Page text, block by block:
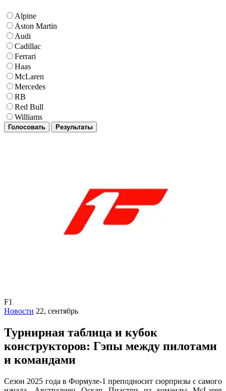
Alpine
Aston Martin
Audi
Cadillac
Ferrari
Haas
McLaren
Mercedes
RB
Red Bull
Williams
Голосовать Результаты
F1
Новости 22, сентябрь
Турнирная таблица и кубок
конструкторов: Гэпы между пилотами
и командами
Сезон 2025 года в Формуле-1 преподносит сюрпризы с самого